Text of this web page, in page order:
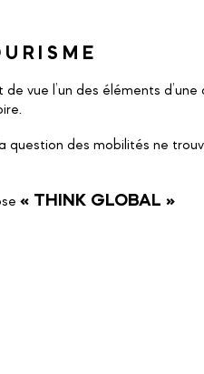
vue l’un des éléments d’une
question des mobilités ne
« THINK GLOBAL »